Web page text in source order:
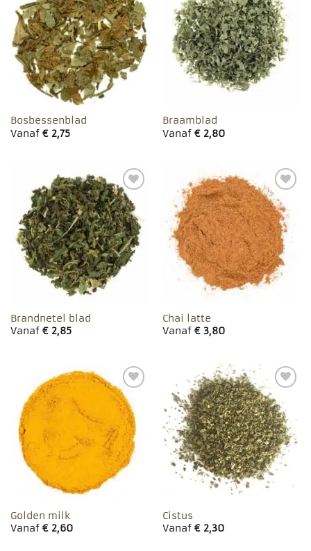
Toevoegen
aan
favorieten
Bosbessenblad
Vanaf €2,75
Toevoegen
aan
favorieten
Braamblad
Vanaf €2,80
Toevoegen
aan
favorieten
Brandnetel blad
Vanaf €2,85
Toevoegen
aan
favorieten
Chai latte
Vanaf €3,80
Toevoegen
aan
favorieten
Golden milk
Vanaf €2,60
Toevoegen
aan
favorieten
Cistus
Vanaf €2,30